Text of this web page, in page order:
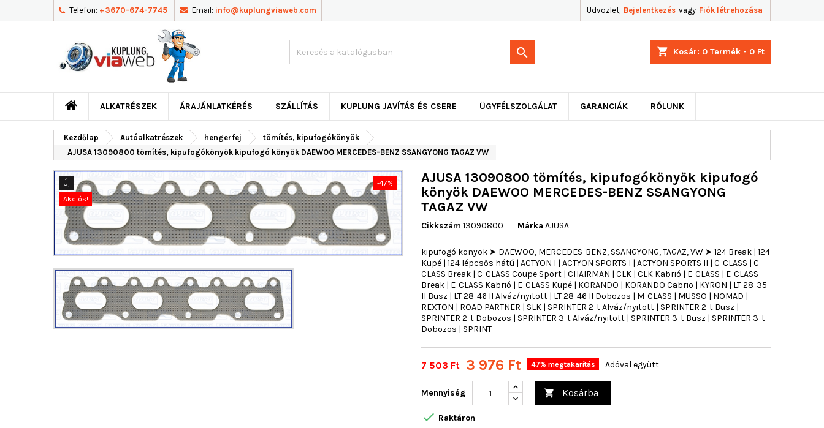
Telefon: +3670-674-7745 Email: info@kuplungviaweb.com Üdvözlet, Bejelentkezés vagy Fiók létrehozása
shopping_cart Kosár: 0 Termék - 0 Ft

ALKATRÉSZEK ÁRAJÁNLATKÉRÉS SZÁLLÍTÁS KUPLUNG JAVÍTÁS ÉS CSERE ÜGYFÉLSZOLGÁLAT GARANCIÁK RÓLUNK
Kezdőlap Autóalkatrészek hengerfej
tömítés, kipufogókönyök
AJUSA 13090800 tömítés, kipufogókönyök kipufogó könyök DAEWOO MERCEDES-BENZ SSANGYONG TAGAZ VW
Új
-47%
Akciós!
AJUSA 13090800 tömítés, kipufogókönyök kipufogó
könyök DAEWOO MERCEDES-BENZ SSANGYONG
TAGAZ VW
Cikkszám 13090800 Márka AJUSA
kipufogó könyök ➤ DAEWOO, MERCEDES-BENZ, SSANGYONG, TAGAZ, VW ➤ 124 Break | 124
Kupé | 124 lépcsős hátú | ACTYON I | ACTYON SPORTS I | ACTYON SPORTS II | C-CLASS | C-
CLASS Break | C-CLASS Coupe Sport | CHAIRMAN | CLK | CLK Kabrió | E-CLASS | E-CLASS
Break | E-CLASS Kabrió | E-CLASS Kupé | KORANDO | KORANDO Cabrio | KYRON | LT 28-35
II Busz | LT 28-46 II Alváz/nyitott | LT 28-46 II Dobozos | M-CLASS | MUSSO | NOMAD |
REXTON | ROAD PARTNER | SLK | SPRINTER 2-t Alváz/nyitott | SPRINTER 2-t Busz |
SPRINTER 2-t Dobozos | SPRINTER 3-t Alváz/nyitott | SPRINTER 3-t Busz | SPRINTER 3-t
Dobozos | SPRINT
7 503 Ft 3 976 Ft 47% megtakarítás Adóval együtt
Mennyiség  Kosárba
 Raktáron